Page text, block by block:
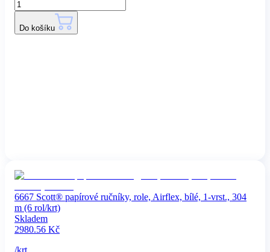
Do košíku
6667 Scott® papírové ručníky, role, Airflex, bílé, 1-vrst., 304
m (6 rol/krt)
Skladem
2980.56 Kč
/krt